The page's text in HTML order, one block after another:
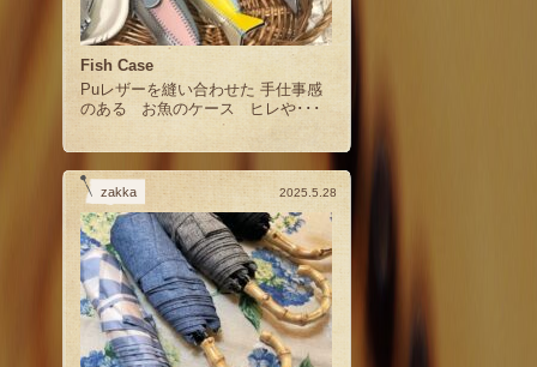
Fish Case
Puレザーを縫い合わせた 手仕事感
のある お魚のケース ヒレや･･･
zakka 2025.5.28